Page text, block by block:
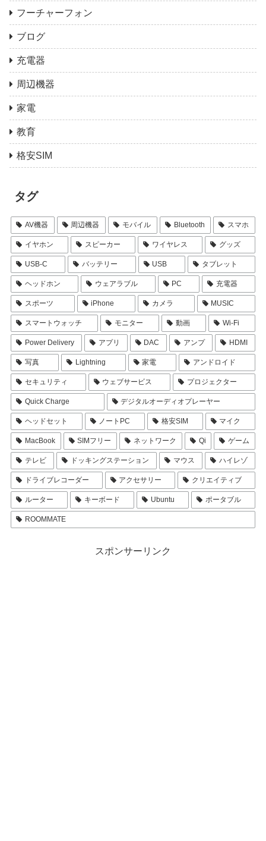
フーチャーフォン
ブログ
充電器
周辺機器
家電
教育
格安SIM
タグ
AV機器 周辺機器 モバイル Bluetooth スマホ
イヤホン スピーカー ワイヤレス グッズ
USB-C バッテリー USB タブレット
ヘッドホン ウェアラブル PC 充電器
スポーツ iPhone カメラ MUSIC
スマートウォッチ モニター 動画 Wi-Fi
Power Delivery アプリ DAC アンプ HDMI
写真 Lightning 家電 アンドロイド
セキュリティ ウェブサービス プロジェクター
Quick Charge デジタルオーディオプレーヤー
ヘッドセット ノートPC 格安SIM マイク
MacBook SIMフリー ネットワーク Qi ゲーム
テレビ ドッキングステーション マウス ハイレゾ
ドライブレコーダー アクセサリー クリエイティブ
ルーター キーボード Ubuntu ポータブル
ROOMMATE
スポンサーリンク